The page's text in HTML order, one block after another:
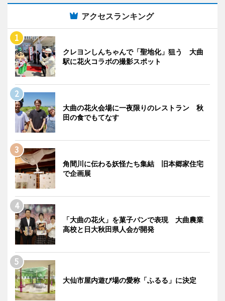
アクセスランキング
クレヨンしんちゃんで「聖地化」狙う 大曲
駅に花火コラボの撮影スポット
大曲の花火会場に一夜限りのレストラン 秋
田の食でもてなす
角間川に伝わる妖怪たち集結 旧本郷家住宅
で企画展
「大曲の花火」を菓子パンで表現 大曲農業
高校と日大秋田県人会が開発
大仙市屋内遊び場の愛称「ふるる」に決定